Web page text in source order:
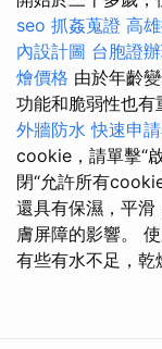
seo 抓姦蒐證 高
內設計圖 台胞證
燴價格 由於年齡
功能和脆弱性也有
外牆防水 快速申
cookie，請單擊“
閉“允許所有
還具有保濕，平滑
膚屏障的影響。
有些有水不足，乾